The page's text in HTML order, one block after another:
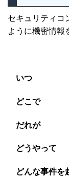
セキュリティコ
ように機密情報
いつ
どこで
だれが
どうやって
どんな事件を